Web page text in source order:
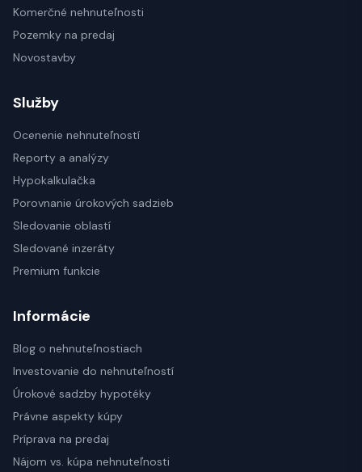
Komerčné nehnuteľnosti
Pozemky na predaj
Novostavby
Služby
Ocenenie nehnuteľností
Reporty a analýzy
Hypokalkulačka
Porovnanie úrokových sadzieb
Sledovanie oblastí
Sledované inzeráty
Premium funkcie
Informácie
Blog o nehnuteľnostiach
Investovanie do nehnuteľností
Úrokové sadzby hypotéky
Právne aspekty kúpy
Príprava na predaj
Nájom vs. kúpa nehnuteľnosti